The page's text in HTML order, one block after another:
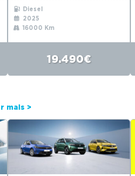
Diesel
2025
16000 Km
19.490€
mais >